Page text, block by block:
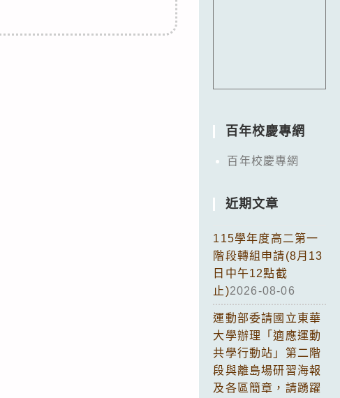
百年校慶專網
百年校慶專網
近期文章
115學年度高二第一
階段轉組申請(8月13
日中午12點截
止)2026-08-06
運動部委請國立東華
大學辦理「適應運動
共學行動站」第二階
段與離島場研習海報
及各區簡章，請踴躍